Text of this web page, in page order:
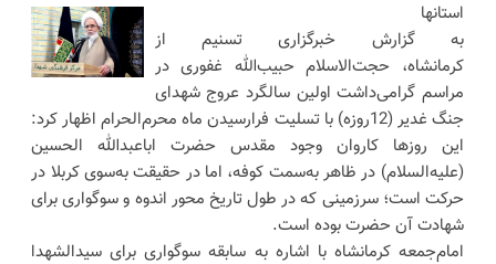
استانها
به گزارش خبرگزاری تسنیم از
کرمانشاه، حجت‌الاسلام حبیب‌الله غفوری در
مراسم گرامی‌داشت‌ اولین سالگرد عروج شهدای
جنگ غدیر (12روزه) با تسلیت فرارسیدن ماه محرم‌الحرام اظهار کرد:
این روزها کاروان وجود مقدس حضرت اباعبدالله الحسین
(علیه‌السلام) در ظاهر به‌سمت کوفه، اما در حقیقت به‌سوی کربلا در
حرکت است؛ سرزمینی که در طول تاریخ محور اندوه و سوگواری برای
شهادت آن حضرت بوده است.
امام‌جمعه کرمانشاه با اشاره به سابقه سوگواری برای سیدالشهدا